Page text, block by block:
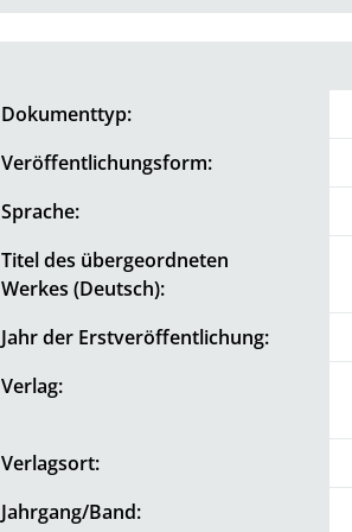
Dokumenttyp:
Veröffentlichungsform:
Sprache:
Titel des übergeordneten
Werkes (Deutsch):
Jahr der Erstveröffentlichung:
Verlag:
Verlagsort:
Jahrgang/Band: